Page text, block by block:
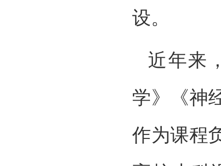
设。
近年来
学》《神
作为课程